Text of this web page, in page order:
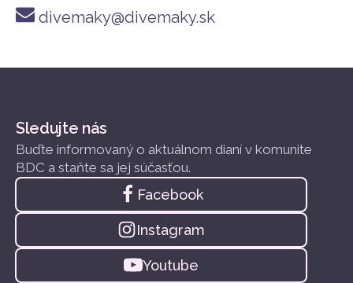
divemaky@divemaky.sk
Sledujte nás
Buďte informovaný o aktuálnom dianí v komunite
BDC a staňte sa jej súčasťou.
Facebook
Instagram
Youtube